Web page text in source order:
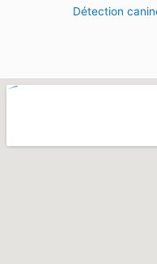
Détection